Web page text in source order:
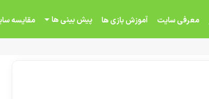
معرفی سایت آموزش بازی ها پیش بینی ها مقایسه